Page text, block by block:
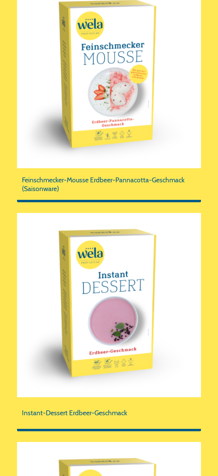
Feinschmecker-Mousse Erdbeer-Pannacotta-Geschmack
(Saisonware)
Instant-Dessert Erdbeer-Geschmack